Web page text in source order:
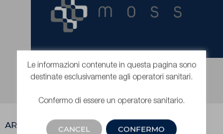
ARTICOLI RECENTI
Le informazioni contenute in questa pagina sono
destinate esclusivamente agli operatori sanitari.
Confermo di essere un operatore sanitario.
CANCEL CONFERMO